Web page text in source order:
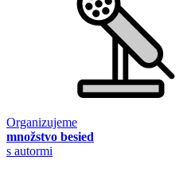
Organizujeme
množstvo besied
s autormi